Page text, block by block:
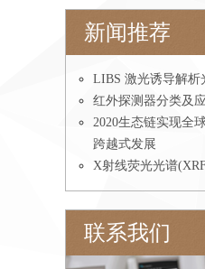
新闻推荐
LIBS 激光诱导解析
红外探测器分类及
2020生态链实现全
跨越式发展
X射线荧光光谱
联系我们